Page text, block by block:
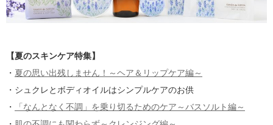
【夏のスキンケア特集】
・ 夏の思い出残しません！～ヘア＆リップケア編～
・シュクレとボディオイルはシンプルケアのお供
・
「なんとなく不調」を乗り切るためのケア～バスソルト編～